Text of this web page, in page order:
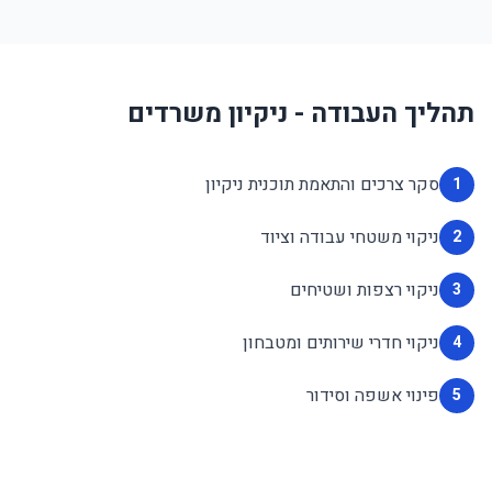
תהליך העבודה - ניקיון משרדים
1 סקר צרכים והתאמת תוכנית ניקיון
2 ניקוי משטחי עבודה וציוד
3 ניקוי רצפות ושטיחים
4 ניקוי חדרי שירותים ומטבחון
5 פינוי אשפה וסידור